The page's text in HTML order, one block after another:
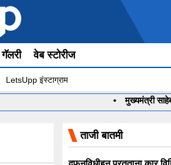
गॅलरी वेब स्टोरीज
LetsUpp इंस्टाग्राम
मुख्यमंत्री
ताजी बातमी